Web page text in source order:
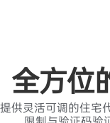
全方位
供灵活可调的住宅